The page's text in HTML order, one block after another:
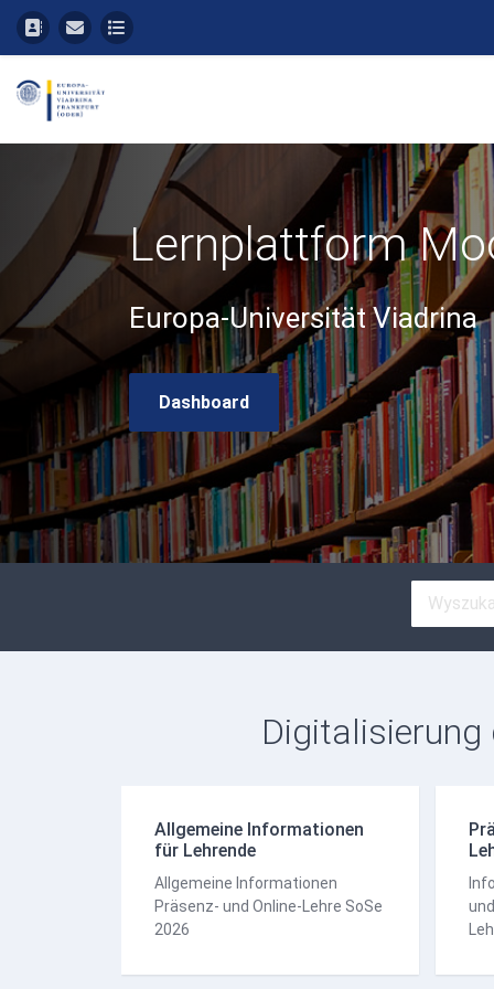
Lernplattform
Europa-Universität Viadrina
Dashboard
Digitalisierung
Allgemeine Informationen
für Lehrende
Allgemeine Informationen
Präsenz- und Online-Lehre SoSe
2026